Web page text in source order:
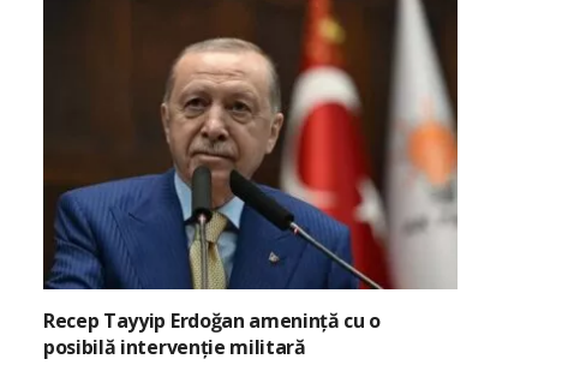
Recep Tayyip Erdoğan amenință cu o
posibilă intervenție militară